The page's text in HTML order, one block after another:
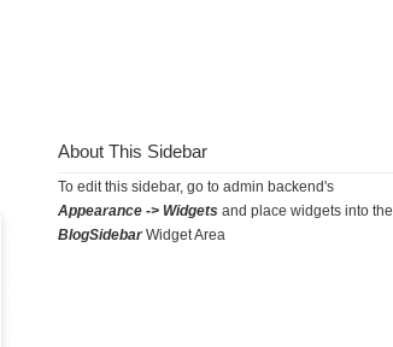
About This Sidebar
To edit this sidebar, go to admin backend's
Appearance -> Widgets and place widgets into the
BlogSidebarWidget Area